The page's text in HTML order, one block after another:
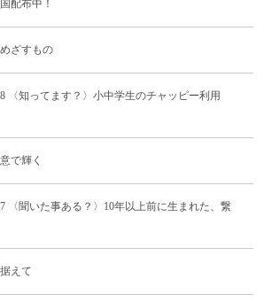
配布中！
ざすもの
〈知ってます？〉小中学生のチャッピー利用
で輝く
〈聞いた事ある？〉10年以上前に生まれた、繋
えて